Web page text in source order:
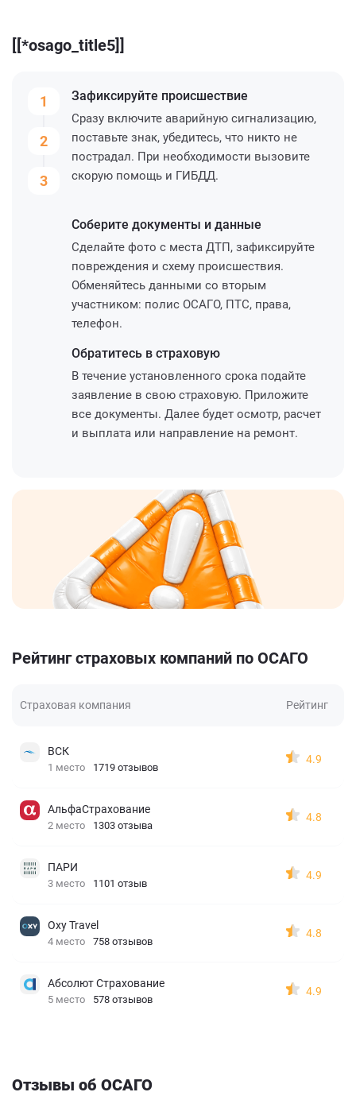
[[*osago_title5]]
1
2
3
Зафиксируйте происшествие
Сразу включите аварийную сигнализацию,
поставьте знак, убедитесь, что никто не
пострадал. При необходимости вызовите
скорую помощь и ГИБДД.
Соберите документы и данные
Сделайте фото с места ДТП, зафиксируйте
повреждения и схему происшествия.
Обменяйтесь данными со вторым
участником: полис ОСАГО, ПТС, права,
телефон.
Обратитесь в страховую
В течение установленного срока подайте
заявление в свою страховую. Приложите
все документы. Далее будет осмотр, расчет
и выплата или направление на ремонт.
Рейтинг страховых компаний по ОСАГО
Страховая компания Рейтинг
ВСК
1 место 1719 отзывов
4.9
АльфаСтрахование
2 место 1303 отзыва
4.8
ПАРИ
3 место 1101 отзыв
4.9
Oxy Travel
4 место 758 отзывов
4.8
Абсолют Страхование
5 место 578 отзывов
4.9
Отзывы об ОСАГО